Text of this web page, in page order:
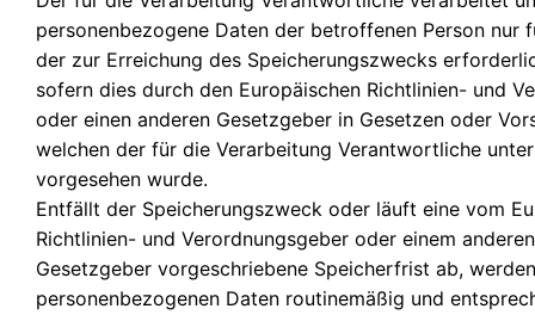
personenbezogene Daten der betroffenen Person nur
der zur Erreichung des Speicherungszwecks
sofern dies durch den Europäischen Richtlinien- und
oder einen anderen Gesetzgeber in Gesetzen oder
welchen der für die Verarbeitung Verantwortliche
vorgesehen wurde.
Entfällt der Speicherungszweck oder läuft eine vom
Richtlinien- und Verordnungsgeber oder einem
Gesetzgeber vorgeschriebene Speicherfrist ab,
personenbezogenen Daten routinemäßig und